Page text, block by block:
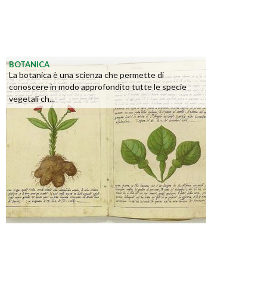
BOTANICA
La botanica è una scienza che permette di
conoscere in modo approfondito tutte le specie
vegetali ch...